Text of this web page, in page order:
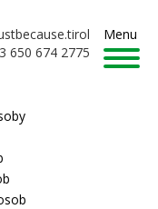
Menu
650 674 2775